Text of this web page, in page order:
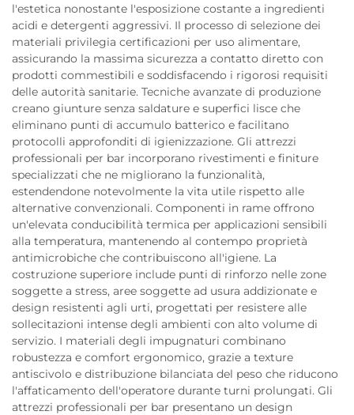
l'estetica nonostante l'esposizione costante a ingredienti
acidi e detergenti aggressivi. Il processo di selezione dei
materiali privilegia certificazioni per uso alimentare,
assicurando la massima sicurezza a contatto diretto con
prodotti commestibili e soddisfacendo i rigorosi requisiti
delle autorità sanitarie. Tecniche avanzate di produzione
creano giunture senza saldature e superfici lisce che
eliminano punti di accumulo batterico e facilitano
protocolli approfonditi di igienizzazione. Gli attrezzi
professionali per bar incorporano rivestimenti e finiture
specializzati che ne migliorano la funzionalità,
estendendone notevolmente la vita utile rispetto alle
alternative convenzionali. Componenti in rame offrono
un'elevata conducibilità termica per applicazioni sensibili
alla temperatura, mantenendo al contempo proprietà
antimicrobiche che contribuiscono all'igiene. La
costruzione superiore include punti di rinforzo nelle zone
soggette a stress, aree soggette ad usura addizionate e
design resistenti agli urti, progettati per resistere alle
sollecitazioni intense degli ambienti con alto volume di
servizio. I materiali degli impugnaturi combinano
robustezza e comfort ergonomico, grazie a texture
antiscivolo e distribuzione bilanciata del peso che riducono
l'affaticamento dell'operatore durante turni prolungati. Gli
attrezzi professionali per bar presentano un design